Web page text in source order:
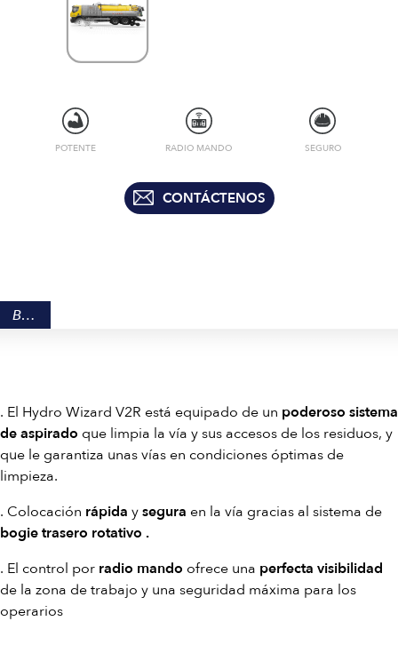
POTENTE RADIO MANDO SEGURO
CONTÁCTENOS
BENEFICIOS
. El Hydro Wizard V2R está equipado de un poderoso sistema
de aspirado que limpia la vía y sus accesos de los residuos, y
que le garantiza unas vías en condiciones óptimas de
limpieza.
. Colocación rápida ysegura en la vía gracias al sistema de
bogie trasero rotativo .
. El control por radio mando ofrece una perfecta visibilidad
de la zona de trabajo y una seguridad máxima para los
operarios